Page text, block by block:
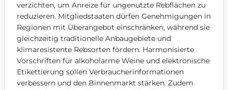
verzichten, um Anreize für ungenutzte Rebflächen zu
reduzieren. Mitgliedstaaten dürfen Genehmigungen in
Regionen mit Überangebot einschränken, während sie
gleichzeitig traditionelle Anbaugebiete und
klimaresistente Rebsorten fördern. Harmonisierte
Vorschriften für alkoholarme Weine und elektronische
Etikettierung sollen Verbraucherinformationen
verbessern und den Binnenmarkt stärken. Zudem